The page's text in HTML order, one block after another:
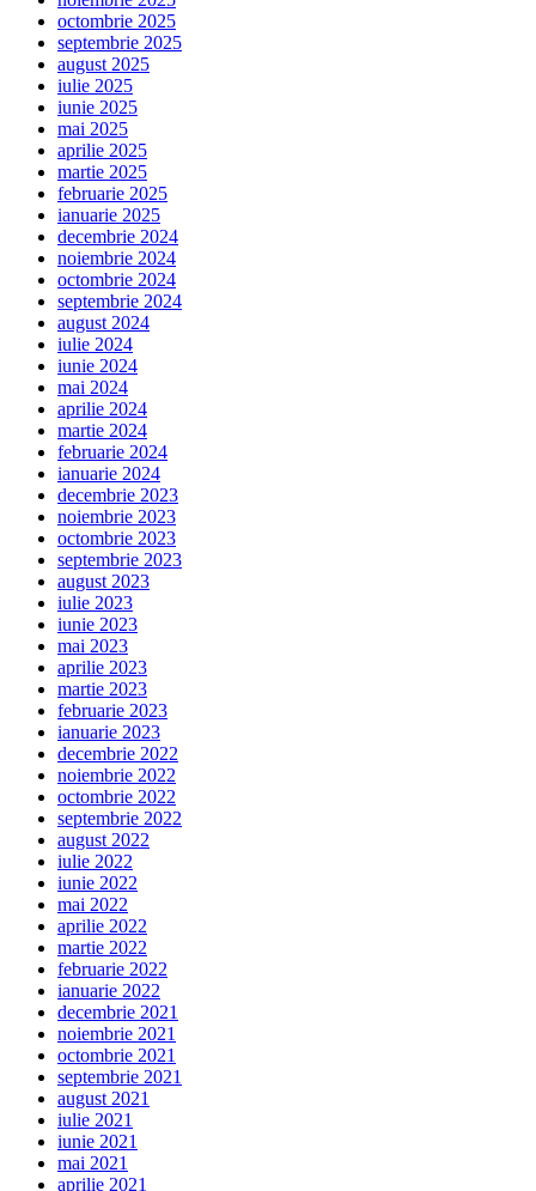
octombrie 2025
septembrie 2025
august 2025
iulie 2025
iunie 2025
mai 2025
aprilie 2025
martie 2025
februarie 2025
ianuarie 2025
decembrie 2024
noiembrie 2024
octombrie 2024
septembrie 2024
august 2024
iulie 2024
iunie 2024
mai 2024
aprilie 2024
martie 2024
februarie 2024
ianuarie 2024
decembrie 2023
noiembrie 2023
octombrie 2023
septembrie 2023
august 2023
iulie 2023
iunie 2023
mai 2023
aprilie 2023
martie 2023
februarie 2023
ianuarie 2023
decembrie 2022
noiembrie 2022
octombrie 2022
septembrie 2022
august 2022
iulie 2022
iunie 2022
mai 2022
aprilie 2022
martie 2022
februarie 2022
ianuarie 2022
decembrie 2021
noiembrie 2021
octombrie 2021
septembrie 2021
august 2021
iulie 2021
iunie 2021
mai 2021
aprilie 2021